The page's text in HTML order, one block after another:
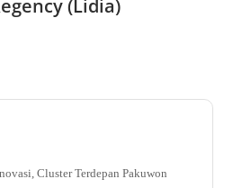
(Lidia)
Cluster Terdepan Pakuwon